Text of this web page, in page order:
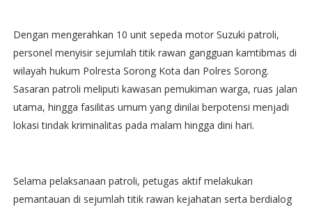
Dengan mengerahkan 10 unit sepeda motor Suzuki patroli,
personel menyisir sejumlah titik rawan gangguan kamtibmas di
wilayah hukum Polresta Sorong Kota dan Polres Sorong.
Sasaran patroli meliputi kawasan pemukiman warga, ruas jalan
utama, hingga fasilitas umum yang dinilai berpotensi menjadi
lokasi tindak kriminalitas pada malam hingga dini hari.
Selama pelaksanaan patroli, petugas aktif melakukan
pemantauan di sejumlah titik rawan kejahatan serta berdialog